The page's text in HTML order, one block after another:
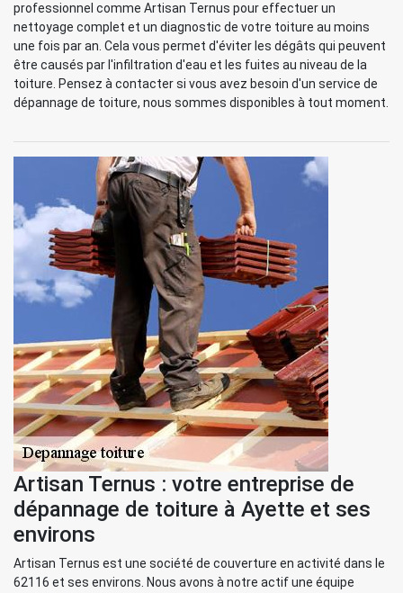
professionnel comme Artisan Ternus pour effectuer un
nettoyage complet et un diagnostic de votre toiture au moins
une fois par an. Cela vous permet d'éviter les dégâts qui peuvent
être causés par l'infiltration d'eau et les fuites au niveau de la
toiture. Pensez à contacter si vous avez besoin d'un service de
dépannage de toiture, nous sommes disponibles à tout moment.
Artisan Ternus : votre entreprise de
dépannage de toiture à Ayette et ses
environs
Artisan Ternus est une société de couverture en activité dans le
62116 et ses environs. Nous avons à notre actif une équipe